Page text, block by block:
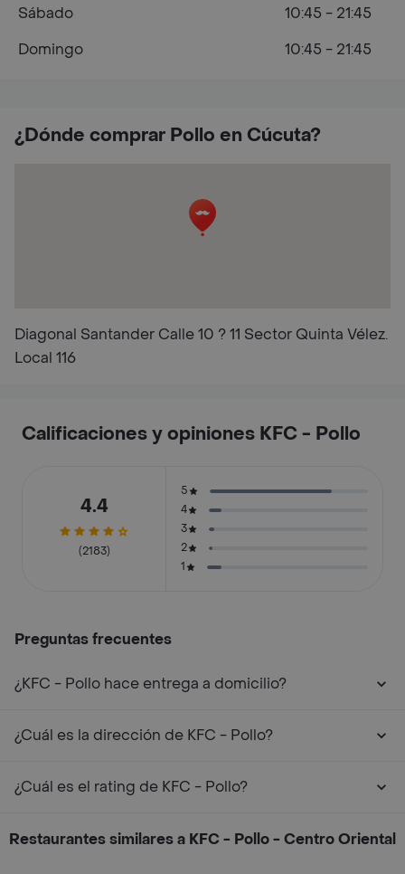
¿Dónde comprar Pollo en Cúcuta?
Diagonal Santander Calle 10 ? 11 Sector Quinta Vélez.
Local 116
Sábado
10:45 - 21:45
Domingo
10:45 - 21:45
Calificaciones y opiniones KFC - Pollo
4.4
(2183)
5
4
3
2
1
Preguntas frecuentes
¿KFC - Pollo hace entrega a domicilio?
¿Cuál es la dirección de KFC - Pollo?
¿Cuál es el rating de KFC - Pollo?
Restaurantes similares a KFC - Pollo - Centro Oriental